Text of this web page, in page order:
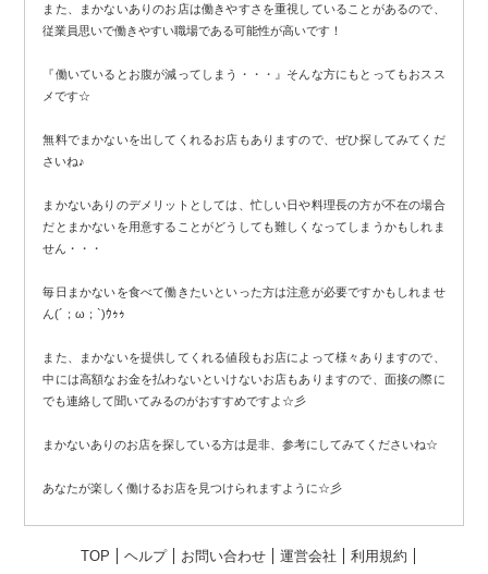
また、まかないありのお店は働きやすさを重視していることがあるので、
従業員思いで働きやすい職場である可能性が高いです！
『働いているとお腹が減ってしまう・・・』そんな方にもとってもおスス
メです☆
無料でまかないを出してくれるお店もありますので、ぜひ探してみてくだ
さいね♪
まかないありのデメリットとしては、忙しい日や料理長の方が不在の場合
だとまかないを用意することがどうしても難しくなってしまうかもしれま
せん・・・
毎日まかないを食べて働きたいといった方は注意が必要ですかもしれませ
ん(´；ω；`)ｳｩｩ
また、まかないを提供してくれる値段もお店によって様々ありますので、
中には高額なお金を払わないといけないお店もありますので、面接の際に
でも連絡して聞いてみるのがおすすめですよ☆彡
まかないありのお店を探している方は是非、参考にしてみてくださいね☆
あなたが楽しく働けるお店を見つけられますように☆彡
TOP ヘルプ お問い合わせ 運営会社 利用規約